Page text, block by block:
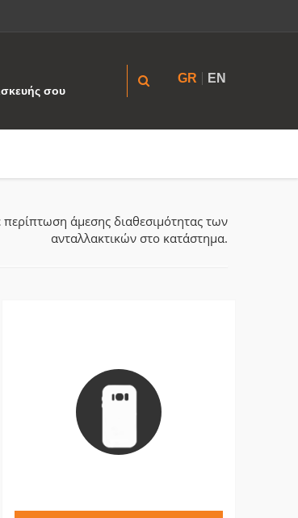
σου
GR EN
άμεσης διαθεσιμότητας των
ανταλλακτικών στο κατάστημα.